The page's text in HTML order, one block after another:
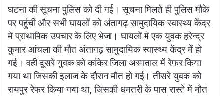
घटना की सूचना पुलिस को दी गई। सूचना मिलते ही पुलिस मौके
पर पहुंची और सभी घायलों को अंतागढ़ सामुदायिक स्वास्थ्य केंद्र
में प्राथामिक उपचार के लिए भेजा। घायलों में एक युवक हरेन्द्र
कुमार आंचला की मौत अंतागढ़ सामुदायिक स्वास्थ्य केंद्र में हो
गई। वहीं दूसरे युवक को कांकेर जिला अस्पताल में रेफर किया
गया था जिसकी इलाज के दौरान मौत हो गई। तीसरे युवक को
रायपुर रेफर किया गया था, जिसकी धमतरी के पास रास्ते में मौत